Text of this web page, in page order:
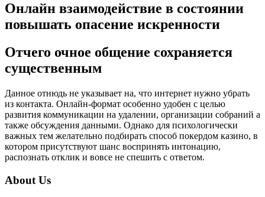
Онлайн взаимодействие в состоянии
повышать опасение искренности
Отчего очное общение сохраняется
существенным
Данное отнюдь не указывает на, что интернет нужно убрать
из контакта. Онлайн-формат особенно удобен с целью
развития коммуникации на удалении, организации собраний а
также обсуждения данными. Однако для психологически
важных тем желательно подбирать способ покердом казино, в
котором присутствуют шанс воспринять интонацию,
распознать отклик и вовсе не спешить с ответом.
About Us